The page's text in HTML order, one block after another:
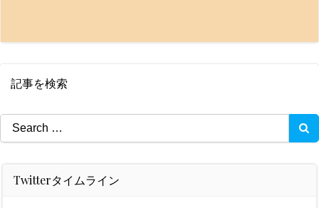
記事を検索
Search
for:
Twitterタイムライン